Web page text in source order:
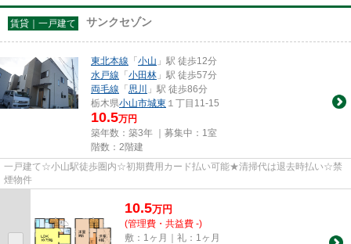
賃貸｜一戸建て サンクセゾン
東北本線 「小山 」駅 徒歩12分
水戸線 「小田林 」駅 徒歩57分
両毛線 「思川
」駅 徒歩86分
栃木県小山市城東 １丁目11-15
10.5万円
築年数：築3年 ｜募集中： 1室
階数：2階建
一戸建て☆小山駅徒歩圏内☆初期費用カード払い可能★清掃代は退去時払い☆禁
煙物件
10.5万円
(管理費・共益費 -)
敷：1ヶ月｜礼：1ヶ月